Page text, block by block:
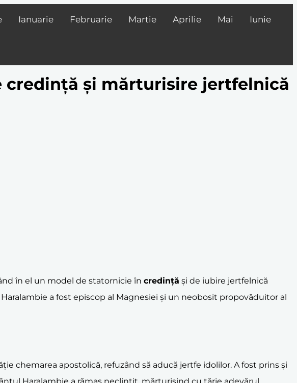
Ianuarie Februarie Martie Aprilie Mai Iunie
credință și mărturisire jertfelnică
în el un model de statornicie în credință și de iubire jertfelnică
a fost episcop al Magnesiei și un neobosit propovăduitor al
chemarea apostolică, refuzând să aducă jertfe idolilor. A fost prins și